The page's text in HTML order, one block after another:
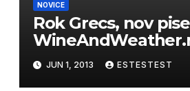
NOVICE
Rok Grecs, nov
JUN 1, 2013 ESTESTEST